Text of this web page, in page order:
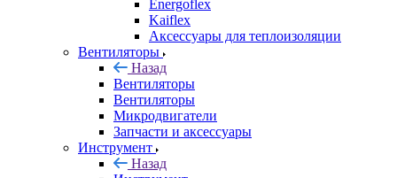
Energoflex
Kaiflex
Аксессуары для теплоизоляции
Вентиляторы
Назад
Вентиляторы
Вентиляторы
Микродвигатели
Запчасти и аксессуары
Инструмент
Назад